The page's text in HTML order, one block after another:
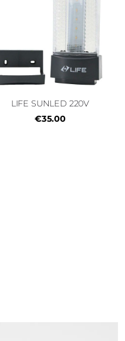
LIFE SUNLED 220V
€35.00